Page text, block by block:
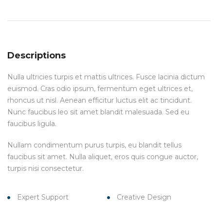
Descriptions
Nulla ultricies turpis et mattis ultrices. Fusce lacinia dictum
euismod. Cras odio ipsum, fermentum eget ultrices et,
rhoncus ut nisl. Aenean efficitur luctus elit ac tincidunt.
Nunc faucibus leo sit amet blandit malesuada. Sed eu
faucibus ligula.
Nullam condimentum purus turpis, eu blandit tellus
faucibus sit amet. Nulla aliquet, eros quis congue auctor,
turpis nisi consectetur.
Expert Support Creative Design